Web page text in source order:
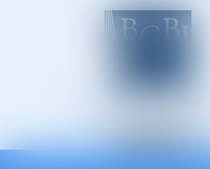
Avocats à